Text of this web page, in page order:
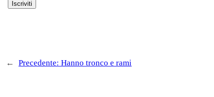
← Precedente: Hanno tronco e rami